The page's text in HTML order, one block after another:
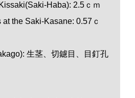
Haba): 2.5ｃｍ
the Saki-Kasane: 0.57ｃ
生茎、切鑢目、目釘孔